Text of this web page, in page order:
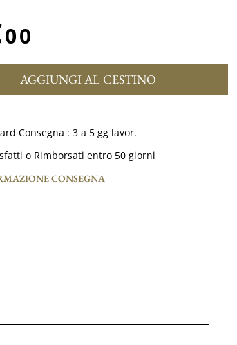
00
AGGIUNGI AL CESTINO
Consegna : 3 a 5 gg lavor.
o Rimborsati entro 50 giorni
CONSEGNA